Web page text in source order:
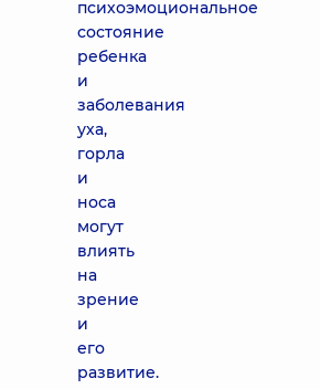
психоэмоциональное
состояние
ребенка
и
заболевания
уха,
горла
и
носа
могут
влиять
на
зрение
и
его
развитие.